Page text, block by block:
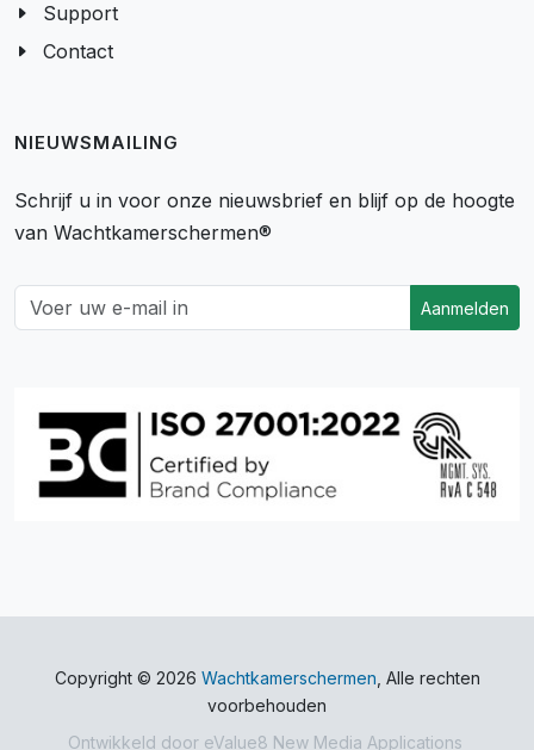
Support
Contact
NIEUWSMAILING
Schrijf u in voor onze nieuwsbrief en blijf op de hoogte
van Wachtkamerschermen®
Aanmelden
Copyright © 2026 Wachtkamerschermen , Alle rechten
voorbehouden
Ontwikkeld door eValue8 New Media Applications